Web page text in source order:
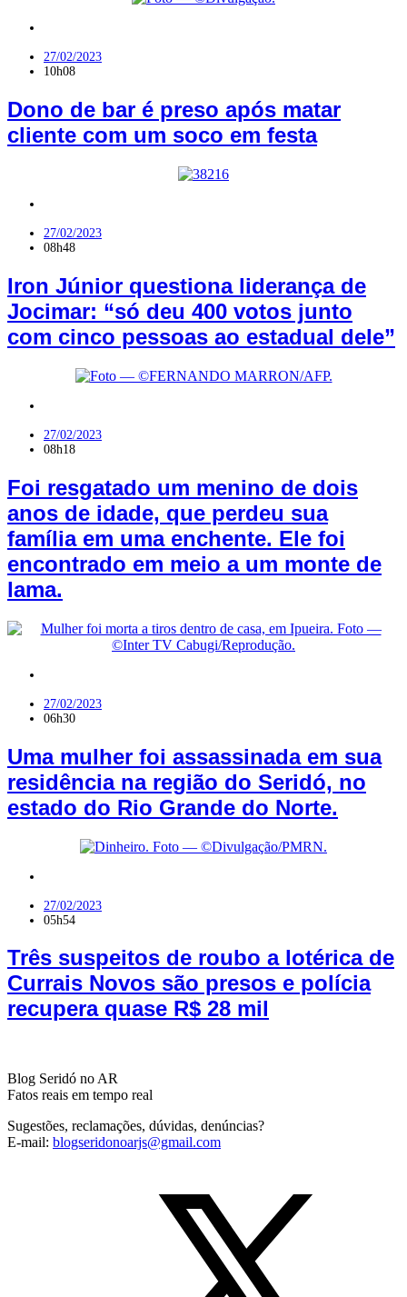
27/02/2023
10h08
Dono de bar é preso após matar
cliente com um soco em festa
27/02/2023
08h48
Iron Júnior questiona liderança de
Jocimar: “só deu 400 votos junto
com cinco pessoas ao estadual dele”
27/02/2023
08h18
Foi resgatado um menino de dois
anos de idade, que perdeu sua
família em uma enchente. Ele foi
encontrado em meio a um monte de
lama.
27/02/2023
06h30
Uma mulher foi assassinada em sua
residência na região do Seridó, no
estado do Rio Grande do Norte.
27/02/2023
05h54
Três suspeitos de roubo a lotérica de
Currais Novos são presos e polícia
recupera quase R$ 28 mil
Blog Seridó no AR
Fatos reais em tempo real
Sugestões, reclamações, dúvidas, denúncias?
E-mail: blogseridonoarjs@gmail.com